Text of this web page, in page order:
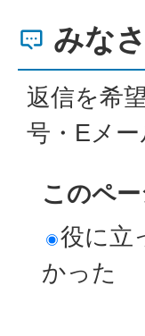
みな
返信を希
号・Eメ
このペ
役に立
かった